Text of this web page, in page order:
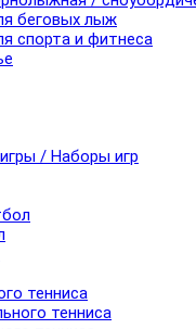
беговых лыж
спорта и фитнеса
/ Наборы игр
тенниса
тенниса